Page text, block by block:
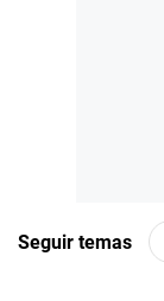
Seguir temas